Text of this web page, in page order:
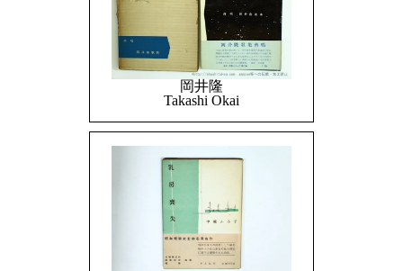
岡井隆
Takashi Okai